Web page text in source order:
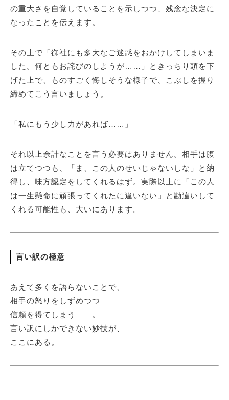
の重大さを自覚していることを示しつつ、残念な決定に
なったことを伝えます。
その上で「御社にも多大なご迷惑をおかけしてしまいま
した。何ともお詫びのしようが……」ときっちり頭を下
げた上で、ものすごく悔しそうな様子で、こぶしを握り
締めてこう言いましょう。
「私にもう少し力があれば……」
それ以上余計なことを言う必要はありません。相手は腹
は立てつつも、「ま、この人のせいじゃないしな」と納
得し、味方認定をしてくれるはず。実際以上に「この人
は一生懸命に頑張ってくれたに違いない」と勘違いして
くれる可能性も、大いにあります。
言い訳の極意
あえて多くを語らないことで、
相手の怒りをしずめつつ
信頼を得てしまう——。
言い訳にしかできない妙技が、
ここにある。